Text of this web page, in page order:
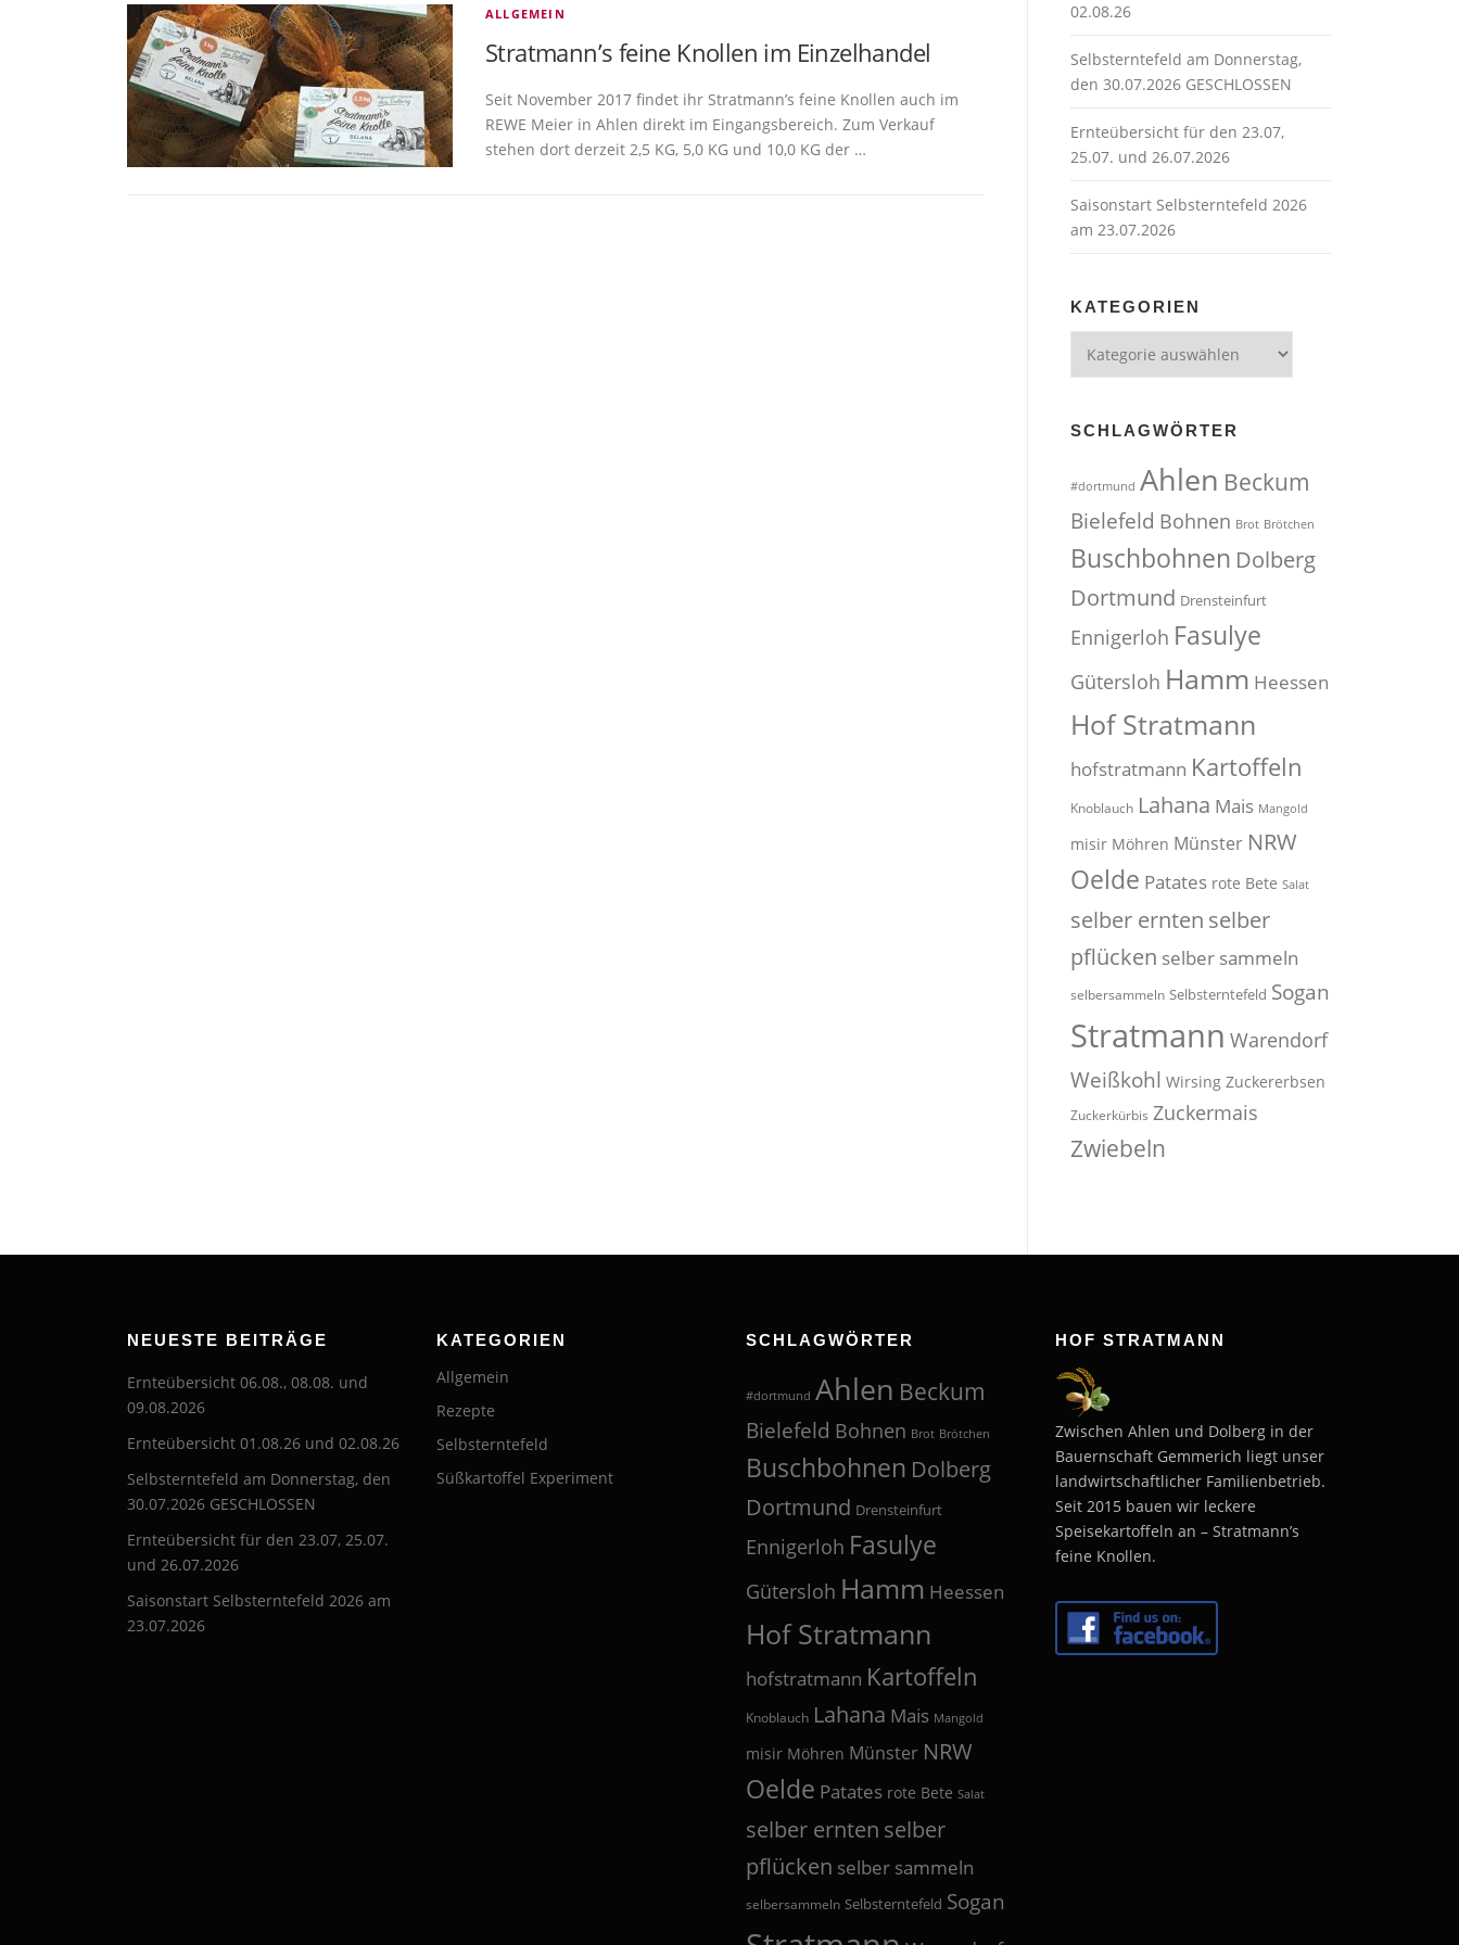
ALLGEMEIN
Stratmann’s feine Knollen im Einzelhandel
Seit November 2017 findet ihr Stratmann’s feine Knollen auch im
REWE Meier in Ahlen direkt im Eingangsbereich. Zum Verkauf
stehen dort derzeit 2,5 KG, 5,0 KG und 10,0 KG der …
02.08.26
Selbsterntefeld am Donnerstag,
den 30.07.2026 GESCHLOSSEN
Ernteübersicht für den 23.07,
25.07. und 26.07.2026
Saisonstart Selbsterntefeld 2026
am 23.07.2026
KATEGORIEN
SCHLAGWÖRTER
#dortmund Ahlen Beckum
Bielefeld Bohnen Brot Brötchen
Buschbohnen Dolberg
Dortmund Drensteinfurt
Ennigerloh Fasulye
Gütersloh Hamm Heessen
Hof Stratmann
hofstratmann Kartoffeln
Knoblauch Lahana Mais Mangold
misir Möhren Münster NRW
Oelde Patates rote Bete Salat
selber ernten selber
pflücken selber sammeln
selbersammeln Selbsterntefeld Sogan
Stratmann Warendorf
Weißkohl Wirsing Zuckererbsen
Zuckerkürbis Zuckermais
Zwiebeln
NEUESTE BEITRÄGE
Ernteübersicht 06.08., 08.08. und
09.08.2026
Ernteübersicht 01.08.26 und 02.08.26
Selbsterntefeld am Donnerstag, den
30.07.2026 GESCHLOSSEN
Ernteübersicht für den 23.07, 25.07.
und 26.07.2026
Saisonstart Selbsterntefeld 2026 am
23.07.2026
KATEGORIEN
Allgemein
Rezepte
Selbsterntefeld
Süßkartoffel Experiment
SCHLAGWÖRTER
#dortmund Ahlen Beckum
Bielefeld Bohnen Brot Brötchen
Buschbohnen Dolberg
Dortmund Drensteinfurt
Ennigerloh Fasulye
Gütersloh Hamm Heessen
Hof Stratmann
hofstratmann Kartoffeln
Knoblauch Lahana Mais Mangold
misir Möhren Münster NRW
Oelde Patates rote Bete Salat
selber ernten selber
pflücken selber sammeln
selbersammeln Selbsterntefeld Sogan
HOF STRATMANN
Zwischen Ahlen und Dolberg in der
Bauernschaft Gemmerich liegt unser
landwirtschaftlicher Familienbetrieb.
Seit 2015 bauen wir leckere
Speisekartoffeln an – Stratmann’s
feine Knollen.